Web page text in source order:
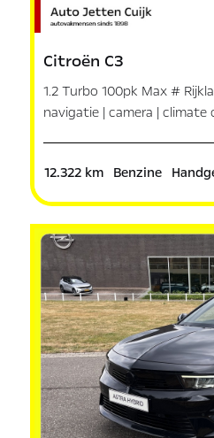
Citroën C3
1.2 Turbo 100pk Max #
navigatie | camera | climate
12.322 km Benzine